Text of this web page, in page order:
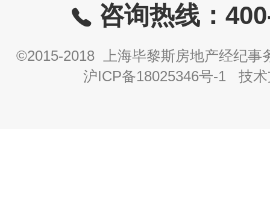
咨询热线：
©2015-2018 上海毕黎斯房地产经纪事
沪ICP备18025346号-1 技术